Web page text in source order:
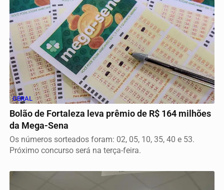
GERAL
Bolão de Fortaleza leva prêmio de R$ 164 milhões
da Mega-Sena
Os números sorteados foram: 02, 05, 10, 35, 40 e 53.
Próximo concurso será na terça-feira.